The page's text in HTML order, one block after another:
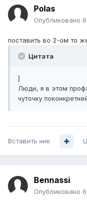
Polas
Опубликовано
поставить во 2-ом то
Цитата
]
Люди, я в этом
чуточку
Вставить ник
Bennassi
Опубликовано